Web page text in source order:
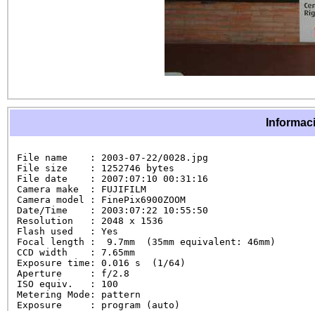
File name    : 2003-07-22/0028.jpg
File size    : 1252746 bytes
File date    : 2007:07:10 00:31:16
Camera make  : FUJIFILM
Camera model : FinePix6900ZOOM
Date/Time    : 2003:07:22 10:55:50
Resolution   : 2048 x 1536
Flash used   : Yes
Focal length :  9.7mm  (35mm equivalent: 46mm)
CCD width    : 7.65mm
Exposure time: 0.016 s  (1/64)
Aperture     : f/2.8
ISO equiv.   : 100
Metering Mode: pattern
Exposure     : program (auto)